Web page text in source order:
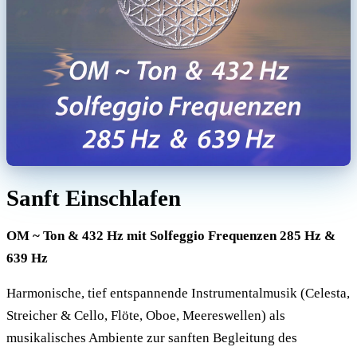
Sanft Einschlafen
OM ~ Ton & 432 Hz mit Solfeggio Frequenzen 285 Hz &
639 Hz
Harmonische, tief entspannende Instrumentalmusik (Celesta,
Streicher & Cello, Flöte, Oboe, Meereswellen) als
musikalisches Ambiente zur sanften Begleitung des